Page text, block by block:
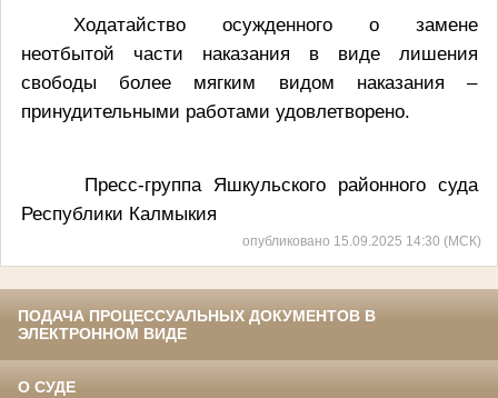
Ходатайство осужденного о замене
неотбытой части наказания в виде лишения
свободы более мягким видом наказания –
принудительными работами удовлетворено.
Пресс-группа Яшкульского районного суда
Республики Калмыкия
опубликовано 15.09.2025 14:30 (МСК)
ПОДАЧА ПРОЦЕССУАЛЬНЫХ ДОКУМЕНТОВ В
ЭЛЕКТРОННОМ ВИДЕ
О СУДЕ